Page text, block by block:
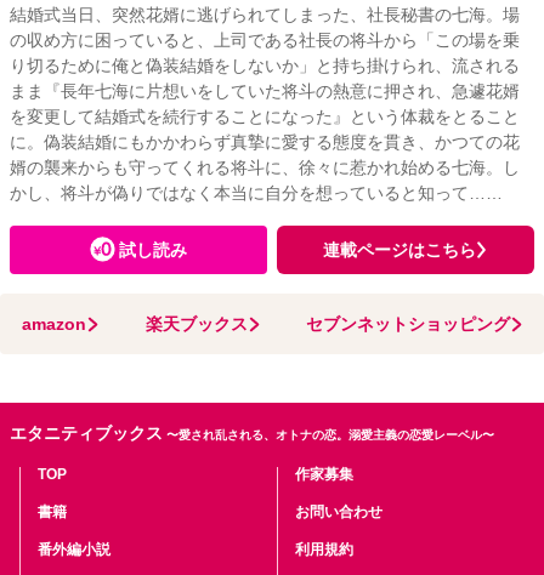
結婚式当日、突然花婿に逃げられてしまった、社長秘書の七海。場
の収め方に困っていると、上司である社長の将斗から「この場を乗
り切るために俺と偽装結婚をしないか」と持ち掛けられ、流される
まま『長年七海に片想いをしていた将斗の熱意に押され、急遽花婿
を変更して結婚式を続行することになった』という体裁をとること
に。偽装結婚にもかかわらず真摯に愛する態度を貫き、かつての花
婿の襲来からも守ってくれる将斗に、徐々に惹かれ始める七海。し
かし、将斗が偽りではなく本当に自分を想っていると知って……
試し読み 連載ページはこちら
amazon 楽天ブックス セブンネットショッピング
エタニティブックス 〜愛され乱される、オトナの恋。溺愛主義の恋愛レーベル〜
TOP
書籍
番外編小説
作家募集
お問い合わせ
利用規約